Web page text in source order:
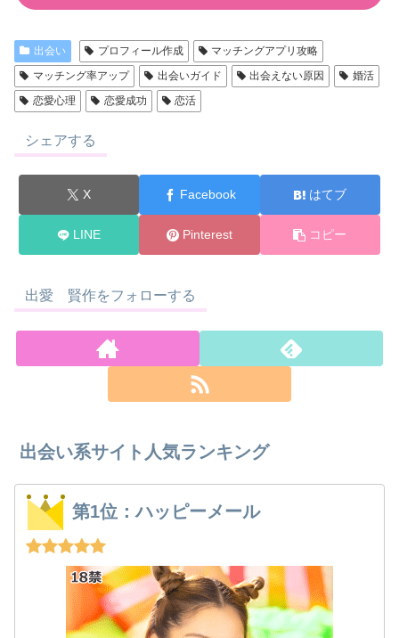
出会い プロフィール作成
マッチングアプリ攻略
マッチング率アップ
出会いガイド 出会えない原因
婚活
恋愛心理
恋愛成功 恋活
シェアする
X Facebook はてブ
LINE Pinterest コピー
出愛 賢作をフォローする
出会い系サイト人気ランキング
第1位：ハッピーメール